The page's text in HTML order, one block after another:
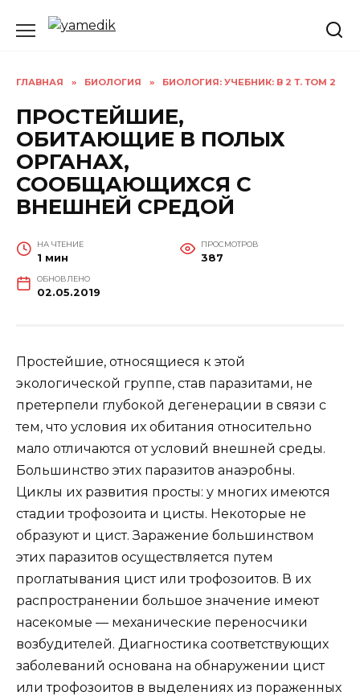
ГЛАВНАЯ » БИОЛОГИЯ » БИОЛОГИЯ: УЧЕБНИК: В 2 Т. ТОМ 2
ПРОСТЕЙШИЕ,
ОБИТАЮЩИЕ В ПОЛЫХ
ОРГАНАХ,
СООБЩАЮЩИХСЯ С
ВНЕШНЕЙ СРЕДОЙ
НА ЧТЕНИЕ
1 мин
ПРОСМОТРОВ
387
ОБНОВЛЕНО
02.05.2019
Простейшие, относящиеся к этой
экологической группе, став паразитами, не
претерпели глубокой дегенерации в связи с
тем, что условия их обитания относительно
мало отличаются от условий внешней среды.
Большинство этих паразитов анаэробны.
Циклы их развития просты: у многих имеются
стадии трофозоита и цисты. Некоторые не
образуют и цист. Заражение большинством
этих паразитов осуществляется путем
проглатывания цист или трофозоитов. В их
распространении большое значение имеют
насекомые — механические переносчики
возбудителей. Диагностика соответствующих
заболеваний основана на обнаружении цист
или трофозоитов в выделениях из пораженных